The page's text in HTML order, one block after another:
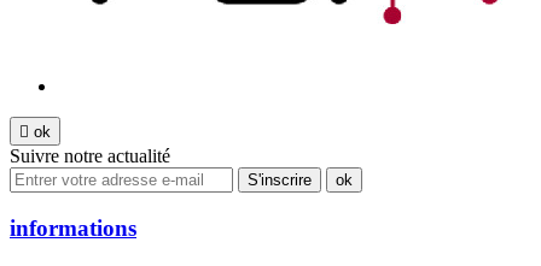
 ok
Suivre notre actualité
informations